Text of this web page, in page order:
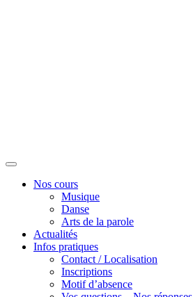
Nos cours
Musique
Danse
Arts de la parole
Actualités
Infos pratiques
Contact / Localisation
Inscriptions
Motif d’absence